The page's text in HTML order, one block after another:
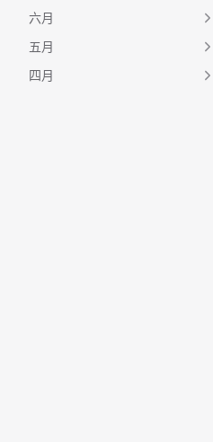
六月
五月
四月